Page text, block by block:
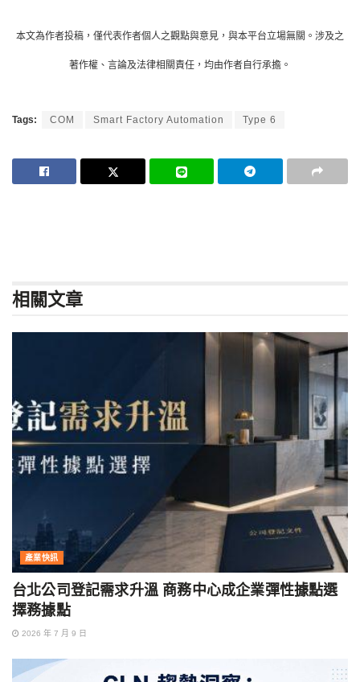
本文為作者投稿，僅代表作者個人之觀點與意見，與本平台立場無關。涉及之
著作權、言論及法律相關責任，均由作者自行承擔。
Tags: COM Smart Factory Automation Type 6
相關文章
產業快訊
台北公司登記需求升溫 商務中心成企業彈性據點選
擇務據點
2026 年 7 月 9 日